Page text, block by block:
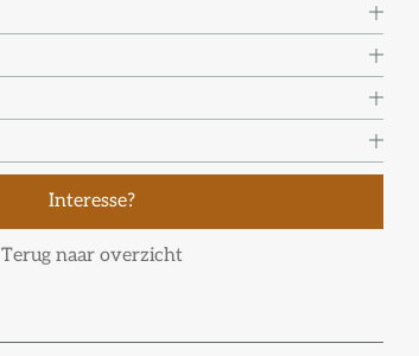
Interesse?
Terug naar overzicht